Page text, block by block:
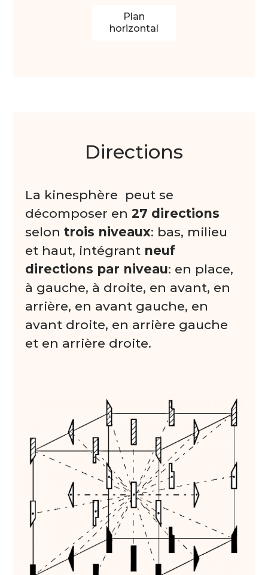
Plan
horizontal
Directions
La kinesphère peut se
décomposer en 27 directions
selontrois niveaux: bas, milieu
et haut, intégrant neuf
directions par niveau: en place,
à gauche, à droite, en avant, en
arrière, en avant gauche, en
avant droite, en arrière gauche
et en arrière droite.